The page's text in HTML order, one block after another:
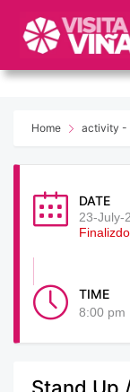
este
web
sistemaHome activity -
DATE
23-July-
TIME
8:00 pm